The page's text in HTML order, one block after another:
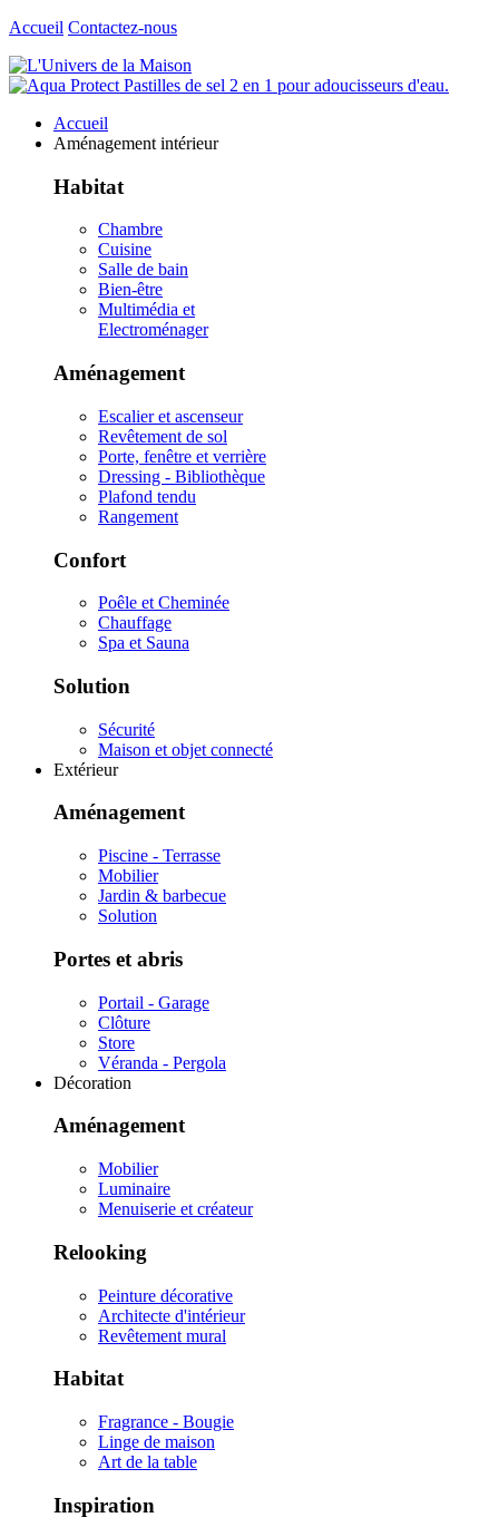
Accueil Contactez-nous
Accueil
Aménagement intérieur
Habitat
Chambre
Cuisine
Salle de bain
Bien-être
Multimédia et
Electroménager
Aménagement
Escalier et ascenseur
Revêtement de sol
Porte, fenêtre et verrière
Dressing - Bibliothèque
Plafond tendu
Rangement
Confort
Poêle et Cheminée
Chauffage
Spa et Sauna
Solution
Sécurité
Maison et objet connecté
Extérieur
Aménagement
Piscine - Terrasse
Mobilier
Jardin & barbecue
Solution
Portes et abris
Portail - Garage
Clôture
Store
Véranda - Pergola
Décoration
Aménagement
Mobilier
Luminaire
Menuiserie et créateur
Relooking
Peinture décorative
Architecte d'intérieur
Revêtement mural
Habitat
Fragrance - Bougie
Linge de maison
Art de la table
Inspiration